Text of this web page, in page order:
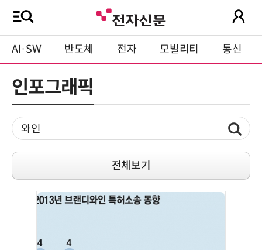
AI·SW 반도체 전자 모빌리티 통신
인포그래픽
전체보기